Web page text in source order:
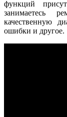
функций
занимаетесь
качественную
ошибки и другое.